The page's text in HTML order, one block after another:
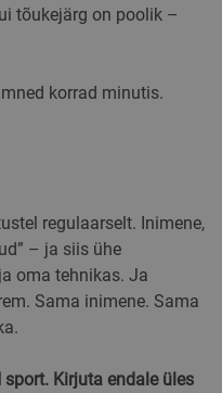
tõukejärg on poolik –
korrad minutis.
regulaarselt. Inimene,
– ja siis ühe
oma tehnikas. Ja
Sama inimene. Sama
sport. Kirjuta endale üles